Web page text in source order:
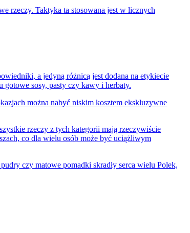
rzeczy. Taktyka ta stosowana jest w licznych
a jedyną różnicą jest dodana na etykiecie
gotowe sosy, pasty czy kawy i herbaty.
można nabyć niskim kosztem ekskluzywne
rzeczy z tych kategorii mają rzeczywiście
co dla wielu osób może być uciążliwym
czy matowe pomadki skradły serca wielu Polek,